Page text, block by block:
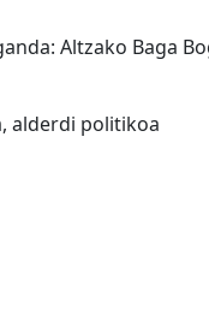
Altzako Baga
alderdi politikoa